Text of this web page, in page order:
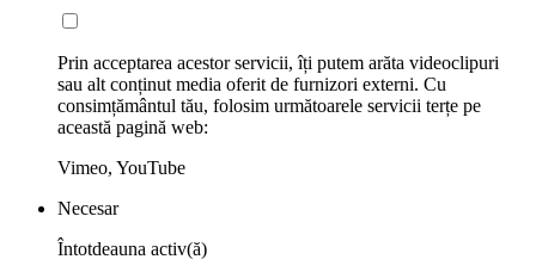
Prin acceptarea acestor servicii, îți putem arăta videoclipuri
sau alt conținut media oferit de furnizori externi. Cu
consimțământul tău, folosim următoarele servicii terțe pe
această pagină web:
Vimeo, YouTube
Necesar
Întotdeauna activ(ă)